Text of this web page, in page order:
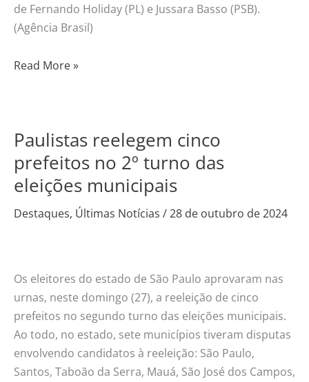
de Fernando Holiday (PL) e Jussara Basso (PSB).
(Agência Brasil)
Read More »
Paulistas reelegem cinco
prefeitos no 2º turno das
eleições municipais
Destaques, Últimas Notícias /28 de outubro de 2024
Os eleitores do estado de São Paulo aprovaram nas
urnas, neste domingo (27), a reeleição de cinco
prefeitos no segundo turno das eleições municipais.
Ao todo, no estado, sete municípios tiveram disputas
envolvendo candidatos à reeleição: São Paulo,
Santos, Taboão da Serra, Mauá, São José dos Campos,
Paulistas
reelegem
cinco
prefeitos
no
eleições
municipais